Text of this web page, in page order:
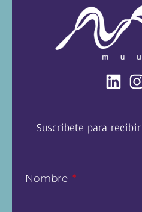
Suscribete para
Nombre